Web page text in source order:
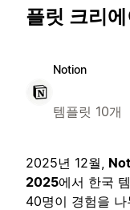
플릿 크리
Notion
템플릿 10개
2025년 12월,
2025에서 한국
40명이 경험을